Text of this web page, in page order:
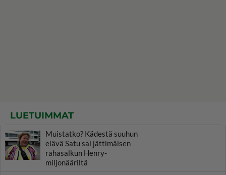
LUETUIMMAT
Muistatko? Kädestä suuhun
elävä Satu sai jättimäisen
rahasalkun Henry-
miljonääriltä